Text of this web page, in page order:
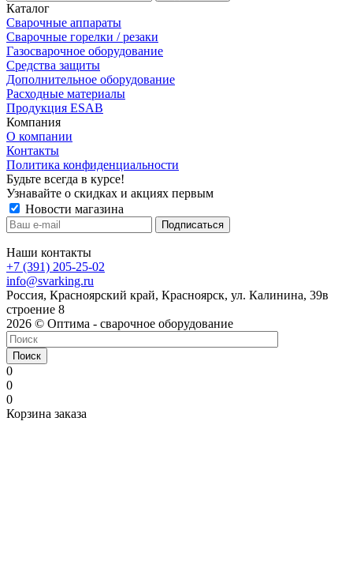
Каталог
Сварочные аппараты
Сварочные горелки / резаки
Газосварочное оборудование
Средства защиты
Дополнительное оборудование
Расходные материалы
Продукция ESAB
Компания
О компании
Контакты
Политика конфиденциальности
Будьте всегда в курсе!
Узнавайте о скидках и акциях первым
Новости магазина
Наши контакты
+7 (391) 205-25-02
info@svarking.ru
Россия, Красноярский край, Красноярск, ул. Калинина, 39в
строение 8
2026 © Оптима - сварочное оборудование
Поиск
0
0
0
Корзина заказа